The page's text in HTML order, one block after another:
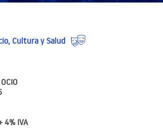
Cultura y Salud
4% IVA